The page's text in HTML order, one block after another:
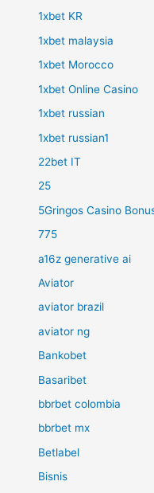
1xbet KR
1xbet malaysia
1xbet Morocco
1xbet Online Casino
1xbet russian
1xbet russian1
22bet IT
25
5Gringos Casino
775
a16z generative ai
Aviator
aviator brazil
aviator ng
Bankobet
Basaribet
bbrbet colombia
bbrbet mx
Betlabel
Bisnis